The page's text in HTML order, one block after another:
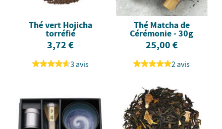
Thé vert Hojicha
torréfié
3,72 €
3 avis
Thé Matcha de
Cérémonie - 30g
25,00 €
2 avis